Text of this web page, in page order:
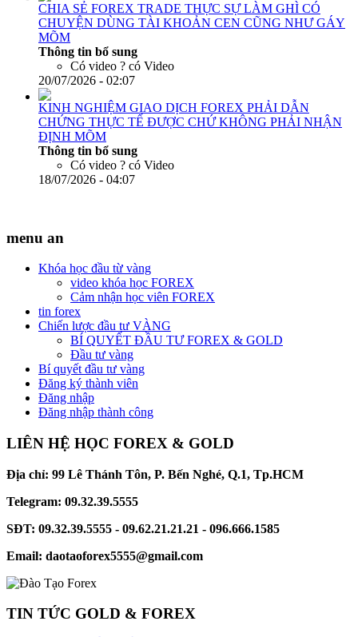
CHIA SẺ FOREX TRADE THỰC SỰ LÀM GHÌ CÓ
CHUYỆN DÙNG TÀI KHOẢN CEN CŨNG NHƯ GÁY
MÕM
Thông tin bổ sung
Có video ? có Video
20/07/2026 - 02:07
KINH NGHIỆM GIAO DỊCH FOREX PHẢI DẪN
CHỨNG THỰC TẾ ĐƯỢC CHỨ KHÔNG PHẢI NHẬN
ĐỊNH MÕM
Thông tin bổ sung
Có video ? có Video
18/07/2026 - 04:07
menu an
Khóa học đầu từ vàng
video khóa học FOREX
Cảm nhận học viên FOREX
tin forex
Chiến lược đầu tư VÀNG
BÍ QUYẾT ĐẦU TƯ FOREX & GOLD
Đầu tư vàng
Bí quyết đầu tư vàng
Đăng ký thành viên
Đăng nhập
Đăng nhập thành công
LIÊN HỆ HỌC FOREX & GOLD
Địa chỉ: 99 Lê Thánh Tôn, P. Bến Nghé, Q.1, Tp.HCM
Telegram: 09.32.39.5555
SĐT: 09.32.39.5555 - 09.62.21.21.21 - 096.666.1585
Email: daotaoforex5555@gmail.com
TIN TỨC GOLD & FOREX